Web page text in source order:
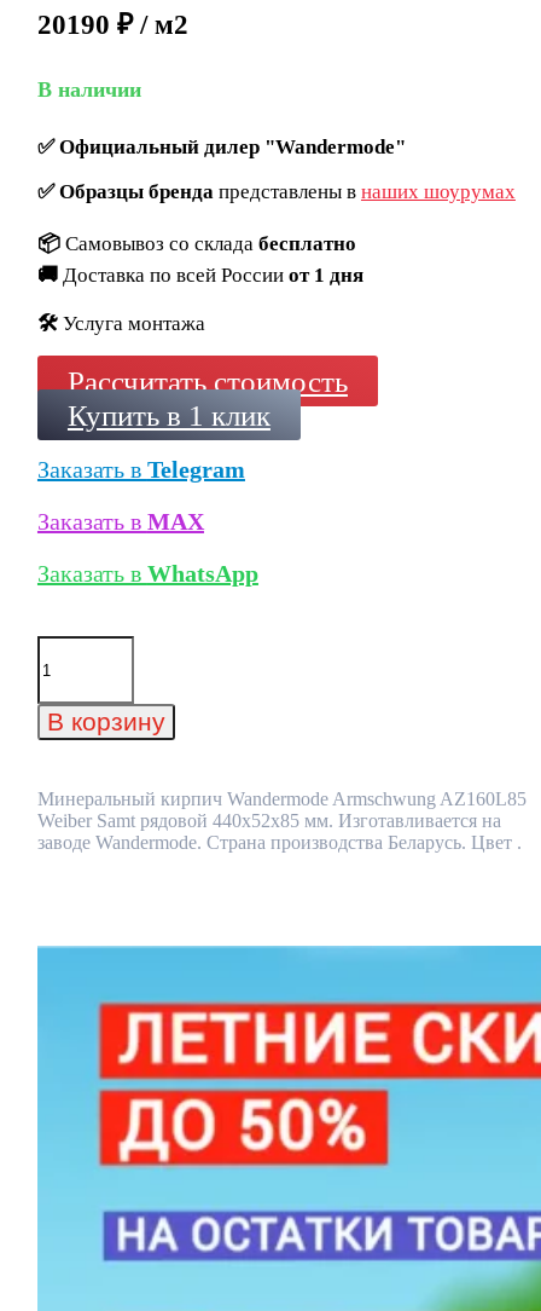
20190 ₽ / м2
В наличии
✅Официальный дилер "Wandermode"
✅Образцы брендапредставлены в наших шоурумах
📦 Самовывоз со склада бесплатно
🚚 Доставка по всей России от 1 дня
🛠️ Услуга монтажа
Рассчитать стоимость
Купить в 1 клик
Заказать в Telegram
Заказать в MAX
Заказать в WhatsApp
Количество
товара
кирпич
Wandermode
Weiber
Samt
рядовой
В корзину
Минеральный кирпич Wandermode Armschwung AZ160L85
Weiber Samt рядовой 440x52x85 мм. Изготавливается на
заводе Wandermode. Страна производства Беларусь. Цвет .